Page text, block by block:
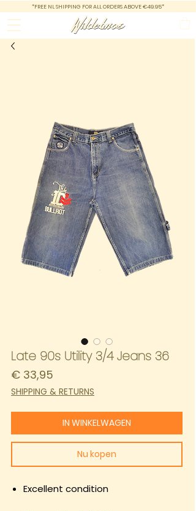
*FREE NL SHIPPING FOR ALL ORDERS ABOVE €49.95*
Late 90s Utility 3/4 Jeans 36
€ 33,95
SHIPPING & RETURNS
IN WINKELWAGEN
Nu kopen
Excellent condition